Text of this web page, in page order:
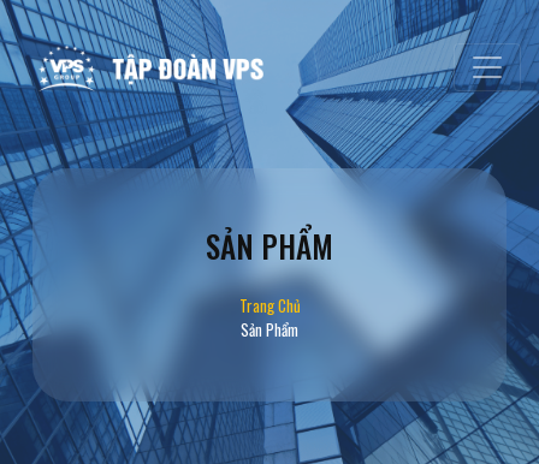
SẢN PHẨM
Trang Chủ
Sản Phẩm